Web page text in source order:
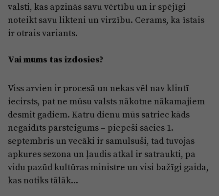
valsti, kas apzinās savu vērtību un ir spējīgi
noteikt savu likteni un virzību. Cerams, ka īstais
ir otrais variants.
Vai mums tas izdosies?
Viss arvien ir procesā un nekas vēl nav klintī
iecirsts, pat ne mūsu valsts nākotne nākamajiem
desmit gadiem. Katru dienu mūs satriec kāds
negaidīts pārsteigums – piepeši sācies 1.
septembris un vecāki ir samulsuši, tad tuvojas
apkures sezona un ļaudis atkal ir satraukti, pa
vidu pazūd kultūras ministre un visi bažīgi gaida,
kas notiks tālāk...